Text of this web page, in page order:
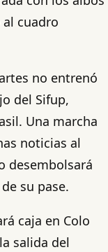
cuadro
no entrenó
del Sifup,
Una marcha
noticias al
desembolsará
su pase.
caja en Colo
salida del